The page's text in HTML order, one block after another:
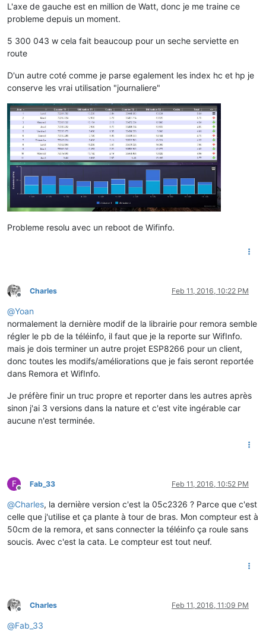
L'axe de gauche est en million de Watt, donc je me traine ce
probleme depuis un moment.
5 300 043 w cela fait beaucoup pour un seche serviette en
route
D'un autre coté comme je parse egalement les index hc et hp je
conserve les vrai utilisation "journaliere"
Probleme resolu avec un reboot de Wifinfo.
Offline
Charles Feb 11, 2016, 10:22 PM
@Yoan
normalement la dernière modif de la librairie pour remora semble
régler le pb de la téléinfo, il faut que je la reporte sur WifInfo.
mais je dois terminer un autre projet ESP8266 pour un client,
donc toutes les modifs/améliorations que je fais seront reportée
dans Remora et WifInfo.
Je préfère finir un truc propre et reporter dans les autres après
sinon j'ai 3 versions dans la nature et c'est vite ingérable car
aucune n'est terminée.
F
Offline
Fab_33 Feb 11, 2016, 10:52 PM
@Charles, la dernière version c'est la 05c2326 ? Parce que c'est
celle que j'utilise et ça plante à tour de bras. Mon compteur est à
50cm de la remora, et sans connecter la téléinfo ça roule sans
soucis. Avec c'est la cata. Le compteur est tout neuf.
Offline
Charles Feb 11, 2016, 11:09 PM
@Fab_33